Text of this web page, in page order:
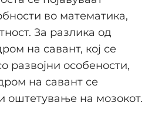
во математика,
За разлика од
на савант, кој се
развојни особености,
на савант се
оштетување на мозокот.